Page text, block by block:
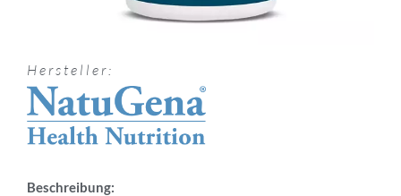
Hersteller:
Beschreibung: